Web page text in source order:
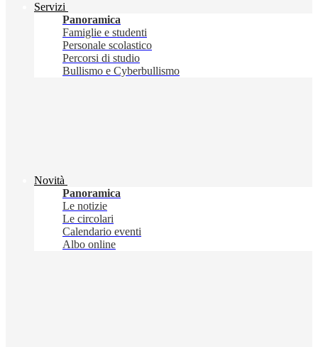
Servizi
Panoramica
Famiglie e studenti
Personale scolastico
Percorsi di studio
Bullismo e Cyberbullismo
Novità
Panoramica
Le notizie
Le circolari
Calendario eventi
Albo online